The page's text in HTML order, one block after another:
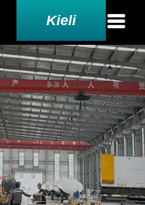
Kieli